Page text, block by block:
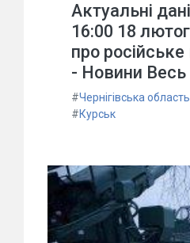
Актуальні
16:00 18
про
- Новини Весь
#Чернігівська область
#Курськ